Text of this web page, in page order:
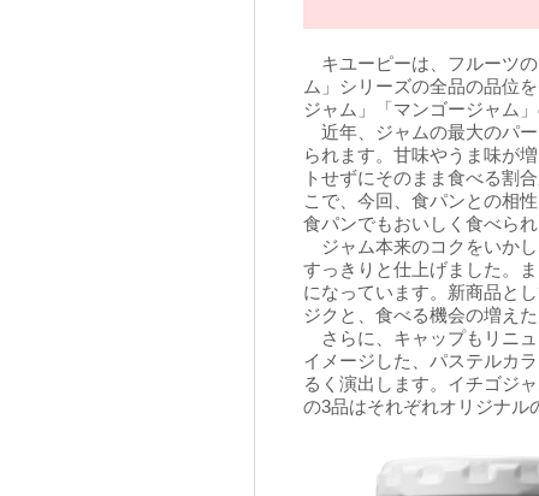
キユーピーは、フルーツ
ム」シリーズの全品の品位
ジャム」「マンゴージャム
近年、ジャムの最大のパ
られます。甘味やうま味が
トせずにそのまま食べる割
こで、今回、食パンとの相
食パンでもおいしく食べら
ジャム本来のコクをいか
すっきりと仕上げました。
になっています。新商品と
ジクと、食べる機会の増え
さらに、キャップもリニ
イメージした、パステルカ
るく演出します。イチゴジ
の3品はそれぞれオリジナル